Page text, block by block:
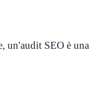
un'audit SEO è una